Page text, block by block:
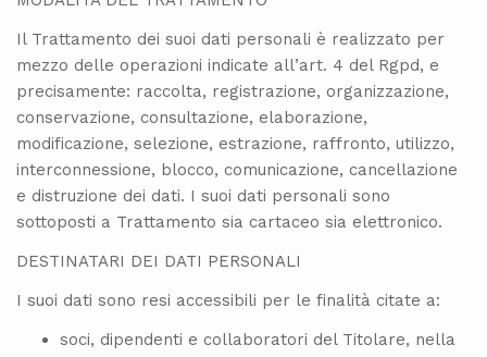
Il Trattamento dei suoi dati personali è realizzato per
mezzo delle operazioni indicate all’art. 4 del Rgpd, e
precisamente: raccolta, registrazione, organizzazione,
conservazione, consultazione, elaborazione,
modificazione, selezione, estrazione, raffronto, utilizzo,
interconnessione, blocco, comunicazione, cancellazione
e distruzione dei dati. I suoi dati personali sono
sottoposti a Trattamento sia cartaceo sia elettronico.
DESTINATARI DEI DATI PERSONALI
I suoi dati sono resi accessibili per le finalità citate a:
soci, dipendenti e collaboratori del Titolare, nella